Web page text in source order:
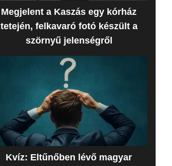
Megjelent a Kaszás egy kórház
tetején, felkavaró fotó készült a
szörnyű jelenségről
Kvíz: Eltűnőben lévő magyar